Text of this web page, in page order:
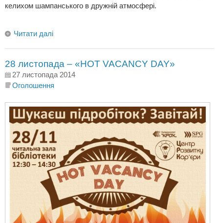
келихом шампанського в дружній атмосфері.
Читати далі
28 листопада – «HOT VACANCY DAY»
27 листопада 2014
Оголошення